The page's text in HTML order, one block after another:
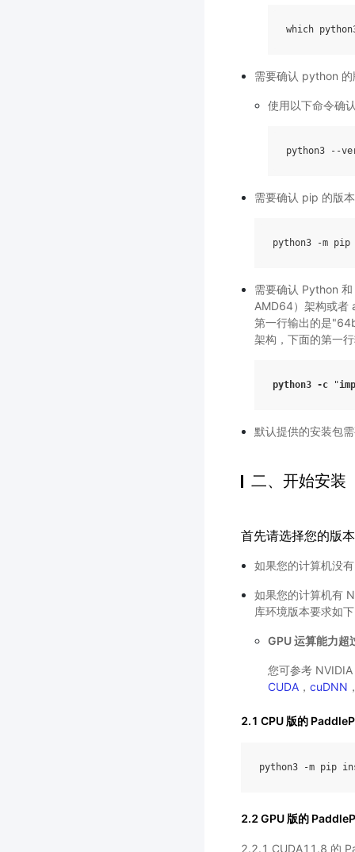
which
需要确认 python
使用以下命令
python3 --
需要确认 pip 的版
python3 -m pip
需要确认 Python
AMD64）架构或者
第一行输出的是
架构，下面的第一
python3 -c "
默认提供的安装包
二、开始安装
首先请选择您的版本
如果您的计算机没
如果您的计算机有
库环境版本要求如
GPU 运算能力超
您可参考
CUDA， cuDNN
2.1 CPU 版的
python3 -m pip
2.2GPU 版的
2.2.1 CUDA11.8 的